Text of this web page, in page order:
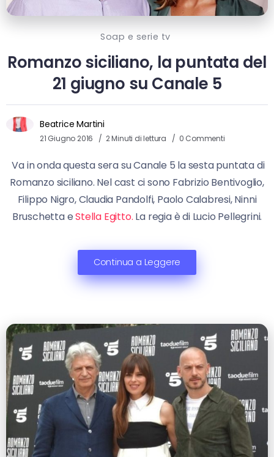
Soap e serie tv
Romanzo siciliano, la puntata del
21 giugno su Canale 5
Beatrice Martini
21 Giugno 2016 2 Minuti di lettura 0 Commenti
Va in onda questa sera su Canale 5 la sesta puntata di
Romanzo siciliano. Nel cast ci sono Fabrizio Bentivoglio,
Filippo Nigro, Claudia Pandolfi, Paolo Calabresi, Ninni
Bruschetta eStella Egitto. La regia è di Lucio Pellegrini.
Continua a Leggere